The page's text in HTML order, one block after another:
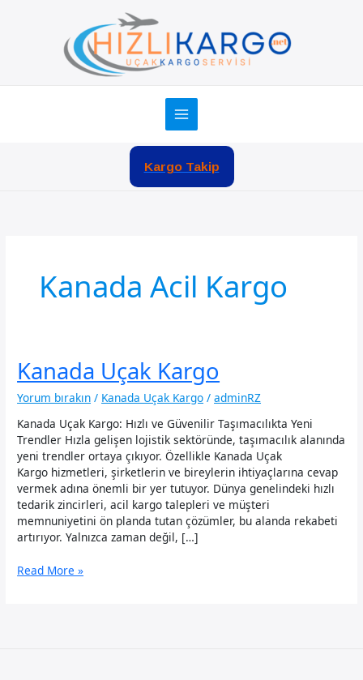
Kargo Takip
Kanada Acil Kargo
Kanada Uçak Kargo
Yorum bırakın / Kanada Uçak Kargo /adminRZ
Kanada Uçak Kargo: Hızlı ve Güvenilir Taşımacılıkta Yeni
Trendler Hızla gelişen lojistik sektöründe, taşımacılık alanında
yeni trendler ortaya çıkıyor. Özellikle Kanada Uçak
Kargo hizmetleri, şirketlerin ve bireylerin ihtiyaçlarına cevap
vermek adına önemli bir yer tutuyor. Dünya genelindeki hızlı
tedarik zincirleri, acil kargo talepleri ve müşteri
memnuniyetini ön planda tutan çözümler, bu alanda rekabeti
artırıyor. Yalnızca zaman değil, […]
Kanada
Read More »